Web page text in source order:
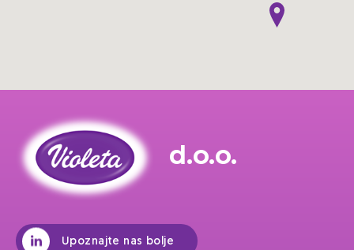
d.o.o.
Upoznajte nas bolje